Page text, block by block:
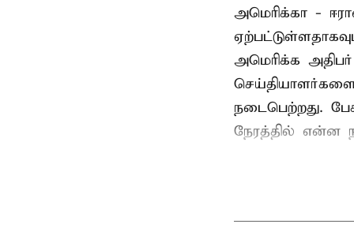
அமெரிக்கா -
அமெரிக்க
நடைபெற்றது.
நேரத்தில் என்ன